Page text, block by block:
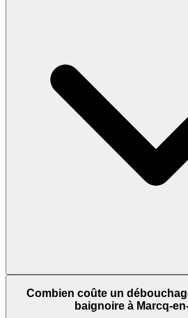
Combien coûte un
baignoire à Marcq-